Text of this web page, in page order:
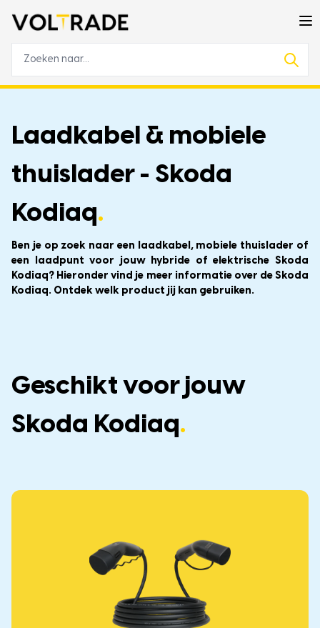
Laadkabel & mobiele
thuislader - Skoda
Kodiaq.
Ben je op zoek naar een laadkabel, mobiele thuislader of
een laadpunt voor jouw hybride of elektrische Skoda
Kodiaq? Hieronder vind je meer informatie over de Skoda
Kodiaq. Ontdek welk product jij kan gebruiken.
Geschikt voor jouw
Skoda Kodiaq.